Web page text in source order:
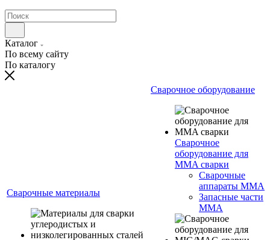
Каталог
По всему сайту
По каталогу
Сварочные материалы
Сварочное оборудование
Сварочное
оборудование для
MMA сварки
Сварочные
аппараты MMA
Запасные части
MMA